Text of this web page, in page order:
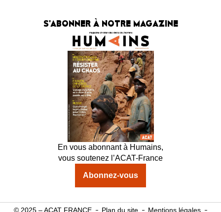
S'ABONNER À NOTRE MAGAZINE
En vous abonnant à Humains,
vous soutenez l’ACAT-France
Abonnez-vous
© 2025 – ACAT FRANCE Plan du site Mentions légales